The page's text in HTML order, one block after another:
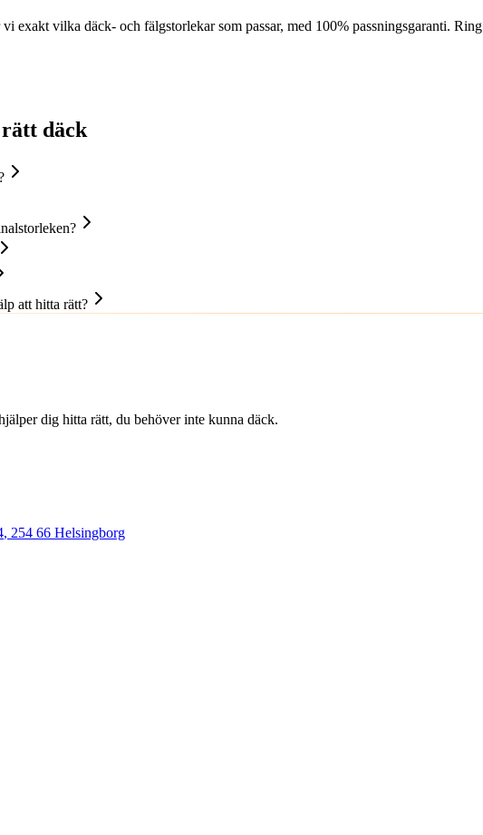
exakt vilka däck- och fälgstorlekar som passar, med 100% passningsgaranti. Ring
däck
att hitta rätt?
dig hitta rätt, du behöver inte kunna däck.
, 254 66 Helsingborg